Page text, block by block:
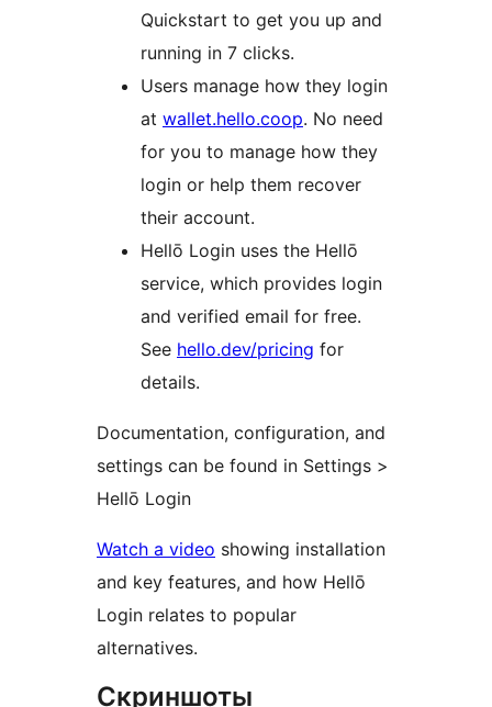
Quickstart to get you up and
running in 7 clicks.
Users manage how they login
at wallet.hello.coop. No need
for you to manage how they
login or help them recover
their account.
Hellō Login uses the Hellō
service, which provides login
and verified email for free.
See hello.dev/pricing for
details.
Documentation, configuration, and
settings can be found in Settings >
Hellō Login
Watch a video showing installation
and key features, and how Hellō
Login relates to popular
alternatives.
Скриншоты